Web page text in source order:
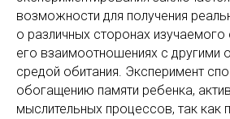
возможности для получения
о различных сторонах
его взаимоотношениях с другими
средой обитания. Эксперимент
обогащению памяти ребенка,
мыслительных процессов, так как